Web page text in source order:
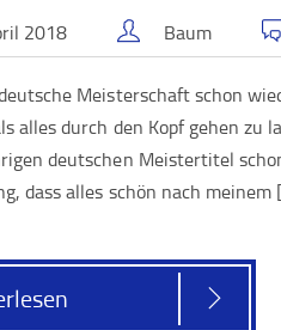
2018 Baum
Meisterschaft schon
alles durch den Kopf gehen zu
deutschen Meistertitel
dass alles schön nach meinem